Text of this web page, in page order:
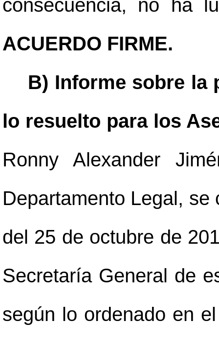
consecuencia, no ha
ACUERDO FIRME.
B) Informe sobre la
lo resuelto para los
Ronny Alexander
Departamento Legal, se
del 25 de octubre de
Secretaría General de
según lo ordenado en